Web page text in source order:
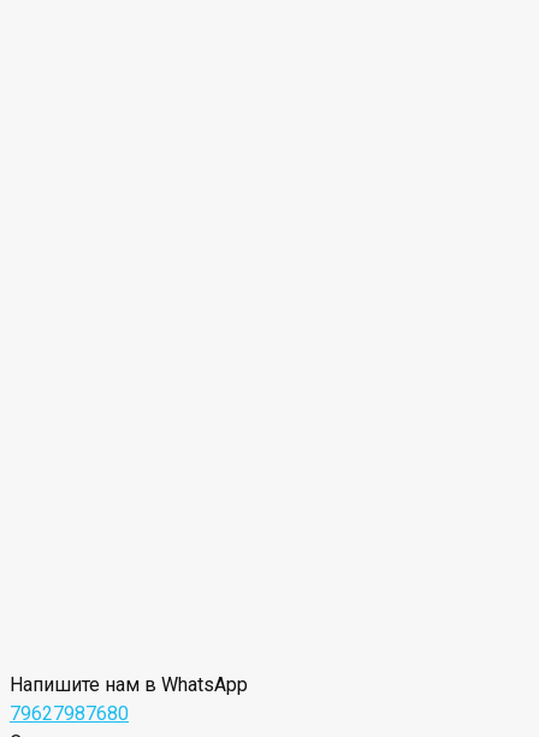
Напишите нам в WhatsApp
79627987680